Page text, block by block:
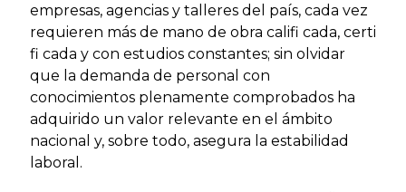
empresas, agencias y talleres del país, cada vez
requieren más de mano de obra califi cada, certi
fi cada y con estudios constantes; sin olvidar
que la demanda de personal con
conocimientos plenamente comprobados ha
adquirido un valor relevante en el ámbito
nacional y, sobre todo, asegura la estabilidad
laboral.